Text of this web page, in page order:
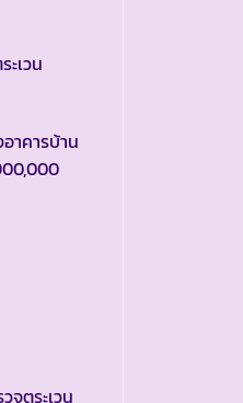
เวน
าคารบ้าน
ตระเวน